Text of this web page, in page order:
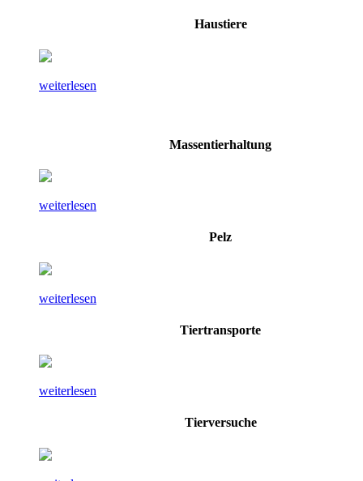
Haustiere
weiterlesen
Massentierhaltung
weiterlesen
Pelz
weiterlesen
Tiertransporte
weiterlesen
Tierversuche